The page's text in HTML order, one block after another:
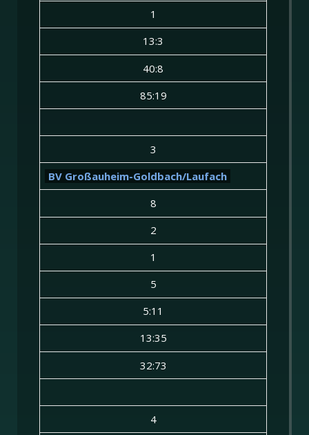
1
13:3
40:8
85:19
3
BV Großauheim-Goldbach/Laufach
8
2
1
5
5:11
13:35
32:73
4